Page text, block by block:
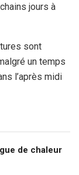
jours à
sont
un temps
l’après midi
de chaleur